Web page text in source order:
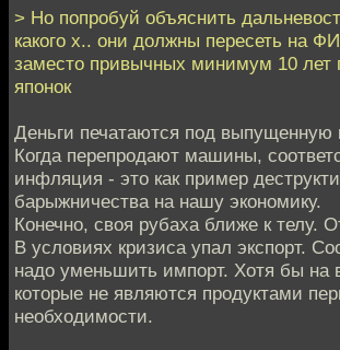
> Но попробуй объяснить
какого х.. они должны пересеть на
заместо привычных минимум 10 лет
японок
Деньги печатаются под выпущенную
Когда перепродают машины,
инфляция - это как пример
барыжничества на нашу экономику.
Конечно, своя рубаха ближе к телу.
В условиях кризиса упал экспорт.
надо уменьшить импорт. Хотя бы на
которые не являются продуктами
необходимости.